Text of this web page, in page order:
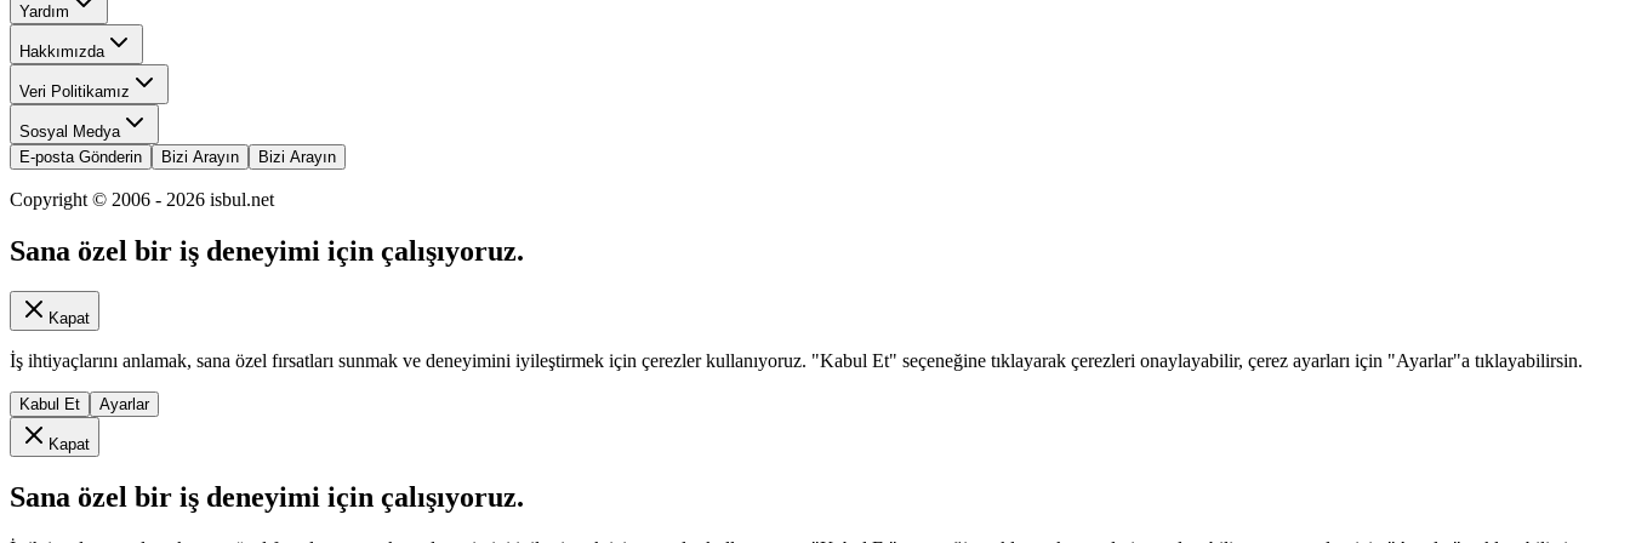
Yardım
Hakkımızda
Veri Politikamız
Sosyal Medya
E-posta Gönderin
Bizi Arayın Bizi Arayın
Copyright © 2006 - 2026 isbul.net
Sana özel bir iş deneyimi için çalışıyoruz.
Kapat
İş ihtiyaçlarını anlamak, sana özel fırsatları sunmak ve deneyimini iyileştirmek için çerezler kullanıyoruz. "Kabul Et" seçeneğine tıklayarak çerezleri onaylayabilir, çerez ayarları için "Ayarlar"a tıklayabilirsin.
Kabul Et Ayarlar
Kapat
Sana özel bir iş deneyimi için çalışıyoruz.